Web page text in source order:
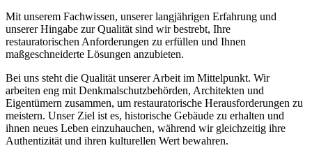
Mit unserem Fachwissen, unserer langjährigen Erfahrung und
unserer Hingabe zur Qualität sind wir bestrebt, Ihre
restauratorischen Anforderungen zu erfüllen und Ihnen
maßgeschneiderte Lösungen anzubieten.
Bei uns steht die Qualität unserer Arbeit im Mittelpunkt. Wir
arbeiten eng mit Denkmalschutzbehörden, Architekten und
Eigentümern zusammen, um restauratorische Herausforderungen zu
meistern. Unser Ziel ist es, historische Gebäude zu erhalten und
ihnen neues Leben einzuhauchen, während wir gleichzeitig ihre
Authentizität und ihren kulturellen Wert bewahren.